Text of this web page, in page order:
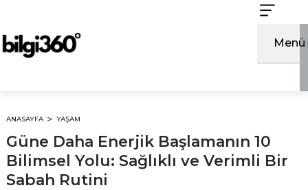
Menü
ANASAYFA YAŞAM
Güne Daha Enerjik Başlamanın 10
Bilimsel Yolu: Sağlıklı ve Verimli Bir
Sabah Rutini